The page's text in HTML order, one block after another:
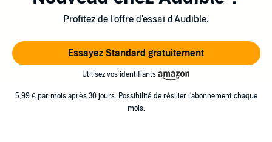
Profitez de l'offre d'essai d'Audible.
Essayez Standard gratuitement
Utilisez vos identifiants
5,99 € par mois après 30 jours. Possibilité de résilier l'abonnement chaque
mois.